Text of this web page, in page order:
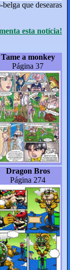
que desearas
esta notícia!
Tame a monkey
Página 37
Dragon Bros
Página 274